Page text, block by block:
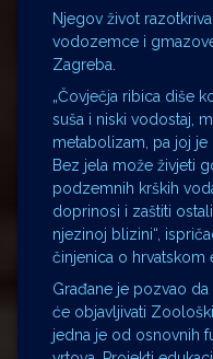
Njegov život
vodozemce i
Zagreba.
„Čovječja ribica diše
suša i niski vodostaj,
metabolizam, pa joj
Bez jela može živjeti
podzemnih krških
doprinosi i zaštiti
njezinoj blizini“,
činjenica o hrvatskom
Građane je pozvao
će objavljivati
jedna je od osnovnih